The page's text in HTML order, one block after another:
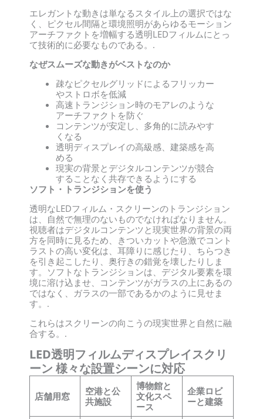
エレガントな動きは単なるスタイル上の選択ではな
く、ピクセル間隔と環境照明があらゆるモーション
アーチファクトを増幅する透明LEDフィルムにとっ
て技術的に必要なものである。.
なぜスムーズな動きがベストなのか
疎なピクセルグリッドによるフリッカー
やストロボを低減
高速トランジション時のモアレのような
アーチファクトを防ぐ
コンテンツが安定し、多角的に読みやす
くなる
透明ディスプレイの高級感、建築感を高
める
現実の背景とデジタルコンテンツが競合
することなく共存できるようにする
ソフト・トランジションを使う
透明なLEDフィルム・スクリーンのトランジション
は、自然で無理のないものでなければなりません。
視聴者はデジタルコンテンツと現実世界の背景の両
方を同時に見るため、きついカットや急激でコント
ラストの高い変化は、耳障りに感じたり、ちらつき
を引き起こしたり、奥行きの錯覚を壊したりしま
す。ソフトなトランジションは、デジタル要素を環
境に溶け込ませ、コンテンツがガラスの上にあるの
ではなく、ガラスの一部であるかのように見せま
す。.
これらはスクリーンの向こうの現実世界と自然に融
合する。.
LED透明フィルムディスプレイスクリ
ーン 様々な設置シーンに対応
店舗用窓
空港と公
共施設
博物館と
文化スペ
ース
企業ロビ
ーと建築